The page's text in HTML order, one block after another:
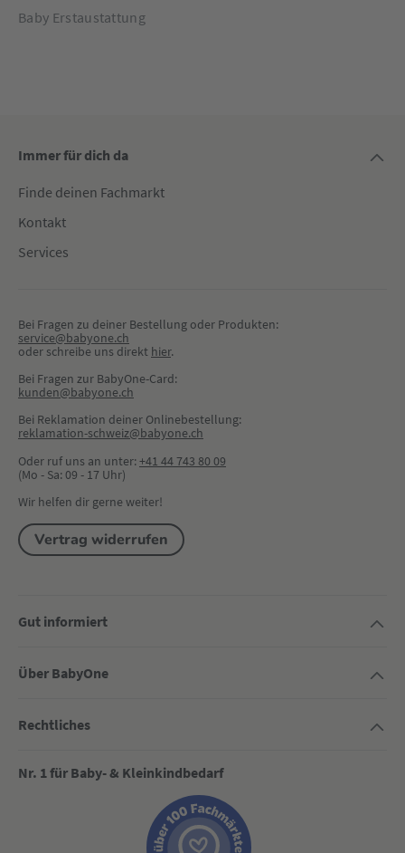
Baby Erstaustattung
Immer für dich da
Finde deinen Fachmarkt
Kontakt
Services
Bei Fragen zu deiner Bestellung oder Produkten:
service@babyone.ch
oder schreibe uns direkt hier.
Bei Fragen zur BabyOne-Card:
kunden@babyone.ch
Bei Reklamation deiner Onlinebestellung:
reklamation-schweiz@babyone.ch
Oder ruf uns an unter:+41 44 743 80 09
(Mo - Sa: 09 - 17 Uhr)
Wir helfen dir gerne weiter!
Vertrag widerrufen
Gut informiert
Über BabyOne
Rechtliches
Nr. 1 für Baby- & Kleinkindbedarf